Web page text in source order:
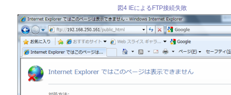
図4 IEによるFTP接続失敗